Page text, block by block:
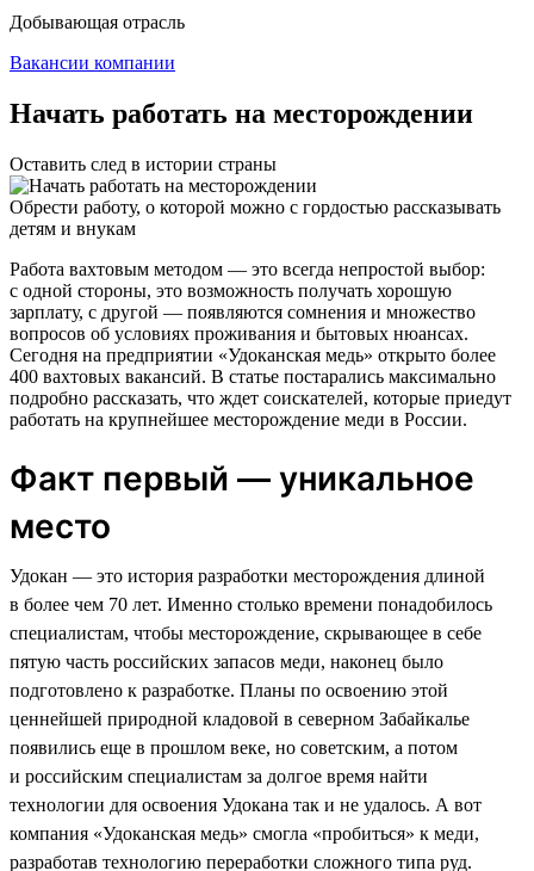
Добывающая отрасль
Вакансии компании
Начать работать на месторождении
Оставить след в истории страны
Обрести работу, о которой можно с гордостью рассказывать
детям и внукам
Работа вахтовым методом — это всегда непростой выбор:
с одной стороны, это возможность получать хорошую
зарплату, с другой — появляются сомнения и множество
вопросов об условиях проживания и бытовых нюансах.
Сегодня на предприятии «Удоканская медь» открыто более
400 вахтовых вакансий. В статье постарались максимально
подробно рассказать, что ждет соискателей, которые приедут
работать на крупнейшее месторождение меди в России.
Факт первый — уникальное
место
Удокан — это история разработки месторождения длиной
в более чем 70 лет. Именно столько времени понадобилось
специалистам, чтобы месторождение, скрывающее в себе
пятую часть российских запасов меди, наконец было
подготовлено к разработке. Планы по освоению этой
ценнейшей природной кладовой в северном Забайкалье
появились еще в прошлом веке, но советским, а потом
и российским специалистам за долгое время найти
технологии для освоения Удокана так и не удалось. А вот
компания «Удоканская медь» смогла «пробиться» к меди,
разработав технологию переработки сложного типа руд.